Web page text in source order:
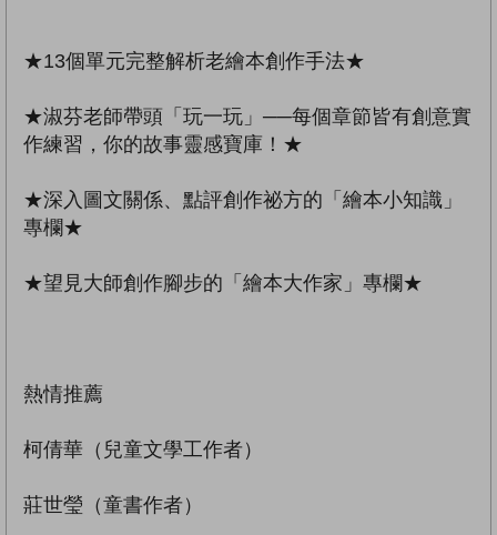
★13個單元完整解析老繪本創作手法★
★淑芬老師帶頭「玩一玩」──每個章節皆有創意實
作練習，你的故事靈感寶庫！★
★深入圖文關係、點評創作祕方的「繪本小知識」
專欄★
★望見大師創作腳步的「繪本大作家」專欄★
熱情推薦
柯倩華（兒童文學工作者）
莊世瑩（童書作者）